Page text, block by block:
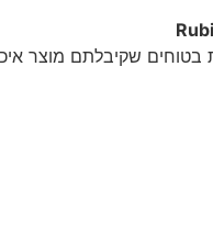
בטוחים שקיבלתם מוצר